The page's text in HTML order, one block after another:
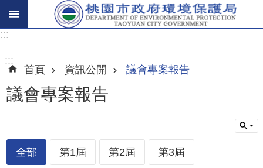
搜
尋
於
:::
:::
首頁
資訊公開 議會專案報告
議會專案報告
全部 第1屆 第2屆 第3屆